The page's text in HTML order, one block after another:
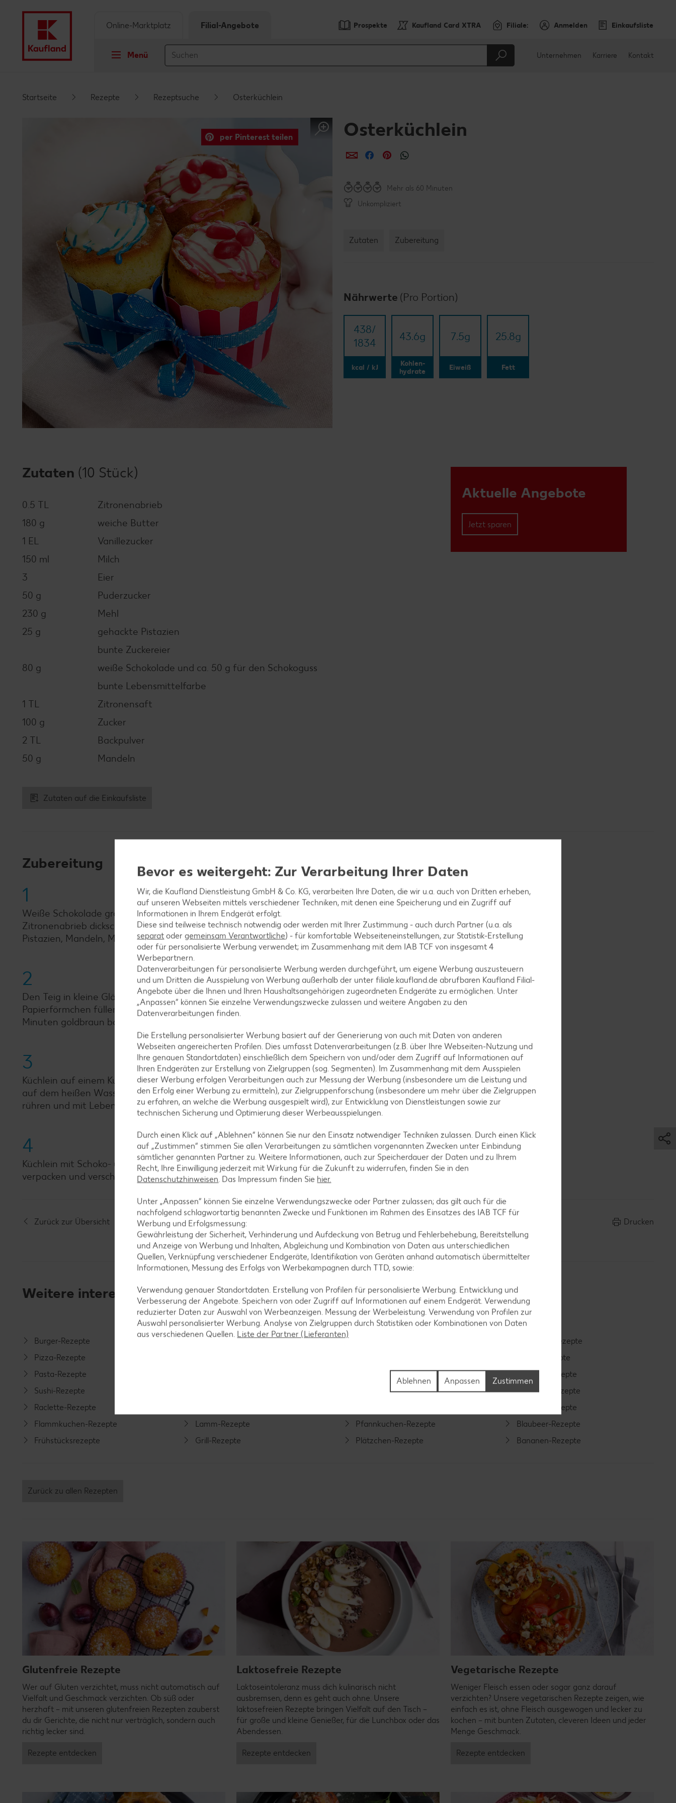
Prospekte Kaufland Card XTRA Filiale: Anmelden Einkaufsliste
Menü
Online-Marktplatz Filial-Angebote
Unternehmen Karriere Kontakt
Startseite Rezepte Rezeptsuche Osterküchlein
per Pinterest teilen Osterküchlein
per E-Mail teilen
per Facebook teilen
per Pinterest teilen
Mehr als 60 Minuten
Unkompliziert
Zutaten Zubereitung
Nährwerte (Pro Portion)
438/​
1834
kcal / kJ
43.6g
Kohlen-
hydrate
7.5g
Eiweiß
25.8g
Fett
Aktuelle Angebote
Jetzt sparen
Zutaten (10 Stück)
0.5 TL
Zitronenabrieb
180 g
weiche Butter
1 EL
Vanillezucker
150 ml
Milch
3
Eier
50 g
Puderzucker
230 g
Mehl
25 g
gehackte Pistazien
bunte Zuckereier
80 g
weiße Schokolade und ca. 50 g für den Schokoguss
bunte Lebensmittelfarbe
1 TL
Zitronensaft
100 g
Zucker
2 TL
Backpulver
50 g
Mandeln
Zutaten auf die Einkaufsliste
Zubereitung
1
Weiße Schokolade grob hacken und auf dem heißen Wasserbad schmelzen. Butter, Zucker, Vanillezucker und
Zitronenabrieb dickschaumig aufschlagen. Eier einzeln unterrühren. Mehl und Backpulver dazu sieben, mit
Pistazien, Mandeln, Milch und geschmolzene Schokolade unterrühren.
2
Den Teig in kleine Gläser (à circa 150 Milliliter, Durchmesser 8 Zentimeter, Höhe 4 Zentimeter) oder
Papierförmchen füllen und im vorgeheizten Backofen bei 180 °C (Gas: Stufe 3, Umluft 160 °C) circa 25 bis 30
Minuten goldbraun backen.
3
Küchlein auf einem Kuchengitter auskühlen lassen. Für den Schokoguss übrige weiße Schokolade hacken und
auf dem heißen Wasserbad schmelzen. Für den bunten Zuckerguss Puderzucker und Zitronensaft glatt
rühren und mit Lebensmittelfarbe nach Wunsch bunt einfärben.
4
Küchlein mit Schoko- und buntem Zuckerguss sowie Zuckereiern verzieren, trocknen lassen, dekorativ
verpacken und verschenken.
Zurück zur Übersicht Drucken
Weitere interessante Rezeptkategorien
Burger-Rezepte
Pizza-Rezepte
Pasta-Rezepte
Sushi-Rezepte
Raclette-Rezepte
Flammkuchen-Rezepte
Frühstücksrezepte
Salat-Rezepte
Lamm-Rezepte
Grill-Rezepte
Schokokuchen-Rezepte
Torten-Rezepte
Pfannkuchen-Rezepte
Plätzchen-Rezepte
Smoothie-Rezepte
Bowle-Rezepte
Cocktail-Rezepte
Avocado-Rezepte
Erdbeer-Rezepte
Blaubeer-Rezepte
Bananen-Rezepte
Zurück zu allen Rezepten
Glutenfreie Rezepte
Wer auf Gluten verzichtet, muss nicht automatisch auf
Vielfalt und Geschmack verzichten. Ob süß oder
herzhaft – mit unseren glutenfreien Rezepten zauberst
du dir Gerichte, die nicht nur verträglich, sondern auch
richtig lecker sind.
Rezepte entdecken
Laktosefreie Rezepte
Laktoseintoleranz muss dich kulinarisch nicht
ausbremsen, denn es geht auch ohne. Unsere
laktosefreien Rezepte bringen Vielfalt auf den Tisch –
für große und kleine Genießer, für die Lunchbox oder das
Abendessen.
Rezepte entdecken
Vegetarische Rezepte
Weniger Fleisch essen oder sogar ganz darauf
verzichten? Unsere vegetarischen Rezepte zeigen, wie
einfach es ist, ohne Fleisch ausgewogen und lecker zu
kochen – mit bunten Zutaten, cleveren Ideen und jeder
Menge Geschmack.
Rezepte entdecken
Bevor es weitergeht: Zur Verarbeitung Ihrer Daten
Wir, die Kaufland Dienstleistung GmbH & Co. KG, verarbeiten Ihre Daten, die wir u.a. auch von Dritten erheben,
auf unseren Webseiten mittels verschiedener Techniken, mit denen eine Speicherung und ein Zugriff auf
Informationen in Ihrem Endgerät erfolgt.
Diese sind teilweise technisch notwendig oder werden mit Ihrer Zustimmung - auch durch Partner (u.a. als
separat oder gemeinsam Verantwortliche) - für komfortable Webseiteneinstellungen, zur Statistik-Erstellung
oder für personalisierte Werbung verwendet; im Zusammenhang mit dem IAB TCF von insgesamt4
Werbepartnern.
Datenverarbeitungen für personalisierte Werbung werden durchgeführt, um eigene Werbung auszusteuern
und um Dritten die Ausspielung von Werbung außerhalb der unter filiale.kaufland.de abrufbaren Kaufland Filial-
Angebote über die Ihnen und Ihren Haushaltsangehörigen zugeordneten Endgeräte zu ermöglichen. Unter
„Anpassen“ können Sie einzelne Verwendungszwecke zulassen und weitere Angaben zu den
Datenverarbeitungen finden.
Die Erstellung personalisierter Werbung basiert auf der Generierung von auch mit Daten von anderen
Webseiten angereicherten Profilen. Dies umfasst Datenverarbeitungen (z.B. über Ihre Webseiten-Nutzung und
Ihre genauen Standortdaten) einschließlich dem Speichern von und/oder dem Zugriff auf Informationen auf
Ihren Endgeräten zur Erstellung von Zielgruppen (sog. Segmenten). Im Zusammenhang mit dem Ausspielen
dieser Werbung erfolgen Verarbeitungen auch zur Messung der Werbung (insbesondere um die Leistung und
den Erfolg einer Werbung zu ermitteln), zur Zielgruppenforschung (insbesondere um mehr über die Zielgruppen
zu erfahren, an welche die Werbung ausgespielt wird), zur Entwicklung von Dienstleistungen sowie zur
technischen Sicherung und Optimierung dieser Werbeausspielungen.
Durch einen Klick auf „Ablehnen“ können Sie nur den Einsatz notwendiger Techniken zulassen. Durch einen Klick
auf „Zustimmen“ stimmen Sie allen Verarbeitungen zu sämtlichen vorgenannten Zwecken unter Einbindung
sämtlicher genannten Partner zu. Weitere Informationen, auch zur Speicherdauer der Daten und zu Ihrem
Recht, Ihre Einwilligung jederzeit mit Wirkung für die Zukunft zu widerrufen, finden Sie in den
Datenschutzhinweisen. Das Impressum finden Sie hier.
Unter „Anpassen“ können Sie einzelne Verwendungszwecke oder Partner zulassen; das gilt auch für die
nachfolgend schlagwortartig benannten Zwecke und Funktionen im Rahmen des Einsatzes des IAB TCF für
Werbung und Erfolgsmessung:
Gewährleistung der Sicherheit, Verhinderung und Aufdeckung von Betrug und Fehlerbehebung, Bereitstellung
und Anzeige von Werbung und Inhalten, Abgleichung und Kombination von Daten aus unterschiedlichen
Quellen, Verknüpfung verschiedener Endgeräte, Identifikation von Geräten anhand automatisch übermittelter
Informationen, Messung des Erfolgs von Werbekampagnen durch TTD, sowie:
Verwendung genauer Standortdaten. Erstellung von Profilen für personalisierte Werbung. Entwicklung und
Verbesserung der Angebote. Speichern von oder Zugriff auf Informationen auf einem Endgerät. Verwendung
reduzierter Daten zur Auswahl von Werbeanzeigen. Messung der Werbeleistung. Verwendung von Profilen zur
Auswahl personalisierter Werbung. Analyse von Zielgruppen durch Statistiken oder Kombinationen von Daten
aus verschiedenen Quellen. Liste der Partner (Lieferanten)
Zustimmen
Anpassen
Ablehnen